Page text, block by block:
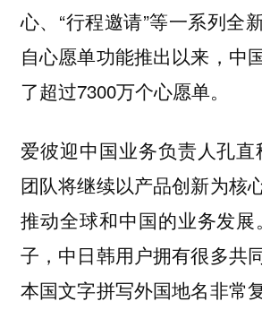
心、“行程邀请”等一系列全
自心愿单功能推出以来，中
了超过7300万个心愿单。
爱彼迎中国业务负责人孔直
团队将继续以产品创新为核
推动全球和中国的业务发展
子，中日韩用户拥有很多共
本国文字拼写外国地名非常